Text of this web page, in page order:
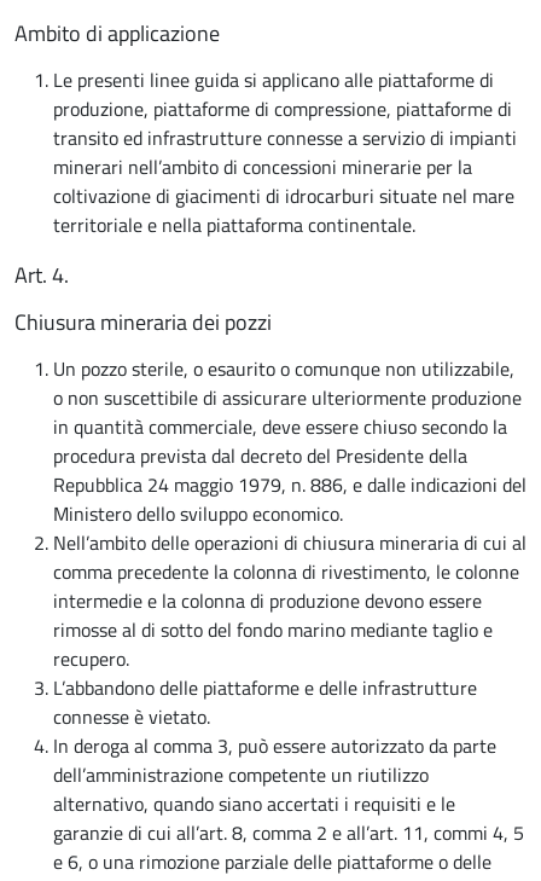
Ambito di applicazione
Le presenti linee guida si applicano alle piattaforme di
produzione, piattaforme di compressione, piattaforme di
transito ed infrastrutture connesse a servizio di impianti
minerari nell’ambito di concessioni minerarie per la
coltivazione di giacimenti di idrocarburi situate nel mare
territoriale e nella piattaforma continentale.
Art. 4.
Chiusura mineraria dei pozzi
Un pozzo sterile, o esaurito o comunque non utilizzabile,
o non suscettibile di assicurare ulteriormente produzione
in quantità commerciale, deve essere chiuso secondo la
procedura prevista dal decreto del Presidente della
Repubblica 24 maggio 1979, n. 886, e dalle indicazioni del
Ministero dello sviluppo economico.
Nell’ambito delle operazioni di chiusura mineraria di cui al
comma precedente la colonna di rivestimento, le colonne
intermedie e la colonna di produzione devono essere
rimosse al di sotto del fondo marino mediante taglio e
recupero.
L’abbandono delle piattaforme e delle infrastrutture
connesse è vietato.
In deroga al comma 3, può essere autorizzato da parte
dell’amministrazione competente un riutilizzo
alternativo, quando siano accertati i requisiti e le
garanzie di cui all’art. 8, comma 2 e all’art. 11, commi 4, 5
e 6, o una rimozione parziale delle piattaforme o delle